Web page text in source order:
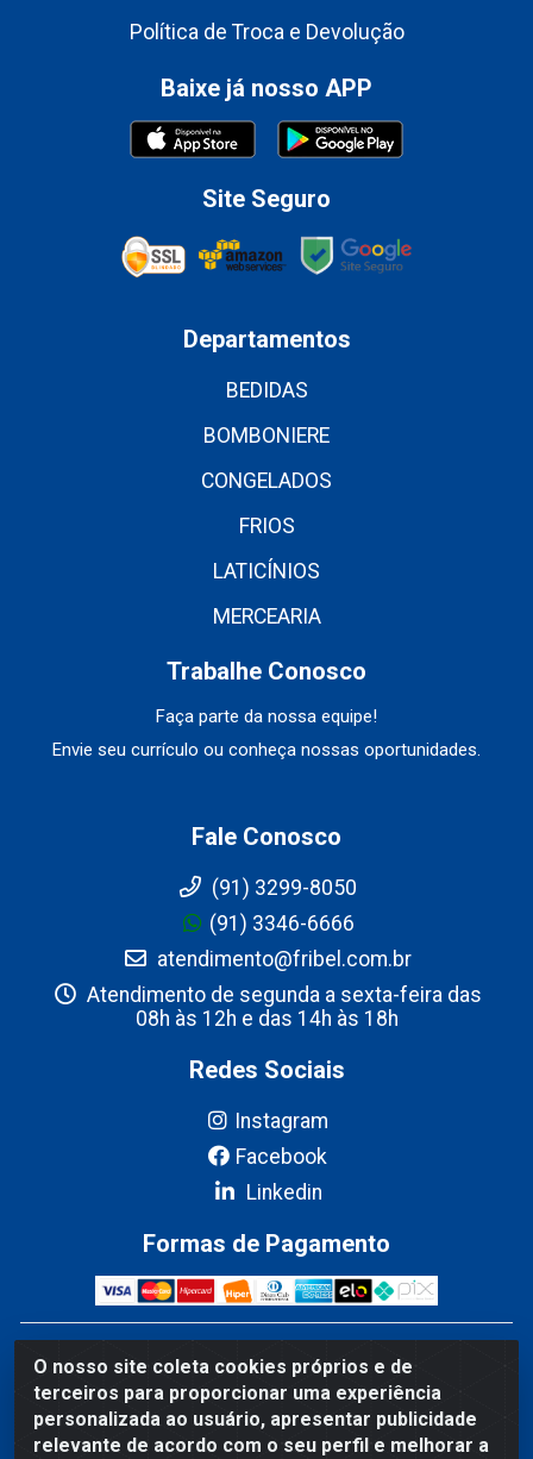
O nosso site coleta cookies próprios e de
terceiros para proporcionar uma experiência
personalizada ao usuário, apresentar publicidade
relevante de acordo com o seu perfil e melhorar a
Política de Troca e Devolução
Baixe já nosso APP
Site Seguro
Departamentos
BEDIDAS
BOMBONIERE
CONGELADOS
FRIOS
LATICÍNIOS
MERCEARIA
Trabalhe Conosco
Faça parte da nossa equipe!
Envie seu currículo ou conheça nossas oportunidades.
Fale Conosco
(91) 3299-8050
(91) 3346-6666
atendimento@fribel.com.br
Atendimento de segunda a sexta-feira das
08h às 12h e das 14h às 18h
Redes Sociais
Instagram
Facebook
Linkedin
Formas de Pagamento
Fribel Comercio de Alimentos LTDA - Travessa Pedro
Marques de Mesquita, 707 - Bairro Centro, Marituba/PA -
CEP 67200-000 - CNPJ 06.035.543/0001-20